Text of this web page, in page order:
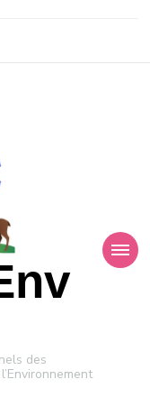
des